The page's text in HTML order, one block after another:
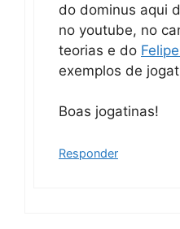
do dominus aqui
no youtube, no
teorias e do
exemplos de
Boas jogatinas!
Responder